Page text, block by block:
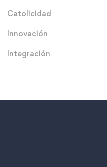
Catolicidad
Innovación
Integración